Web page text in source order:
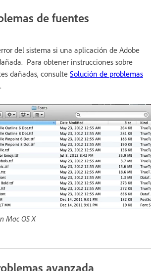
de fuentes
del sistema si una aplicación de Adobe
Para obtener instrucciones sobre
dañadas, consulte Solución de problemas
.
Mac OS X
avanzada